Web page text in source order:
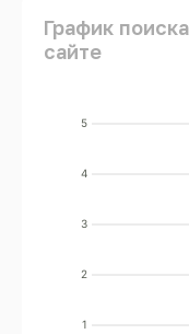
График
сайте
1
2
3
4
5